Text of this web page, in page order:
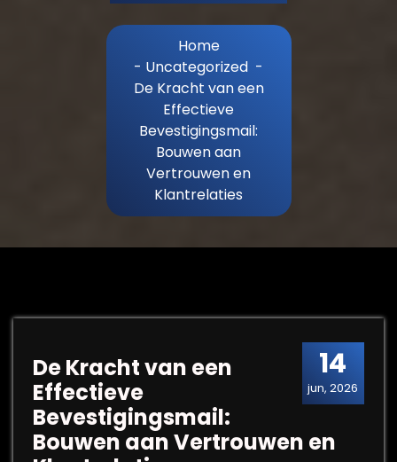
Home
- Uncategorized -
De Kracht van een
Effectieve
Bevestigingsmail:
Bouwen aan
Vertrouwen en
Klantrelaties
14
jun, 2026
De Kracht van een
Effectieve
Bevestigingsmail:
Bouwen aan Vertrouwen en